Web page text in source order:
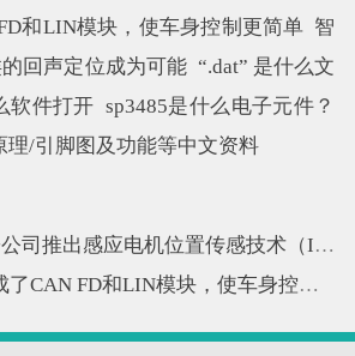
和LIN模块，使车身控制更简单 智
回声定位成为可能 “.dat” 是什么文
软件打开 sp3485是什么电子元件？
理/引脚图及功能等中文资料
上一篇：瑞萨电子公司推出感应电机位置传感技术（IPS）
下一篇：PMIC集成了CAN FD和LIN模块，使车身控制更简单